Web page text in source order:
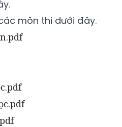
môn thi dưới đây.